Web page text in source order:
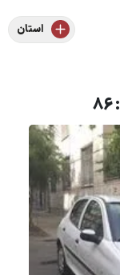
استان